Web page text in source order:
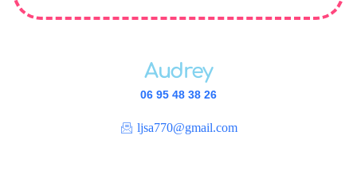
Audrey
06 95 48 38 26
ljsa770@gmail.com